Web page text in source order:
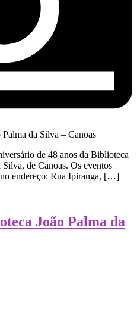
de 48 anos da Biblioteca
de Canoas. Os eventos
endereço: Rua Ipiranga, […]
João Palma da